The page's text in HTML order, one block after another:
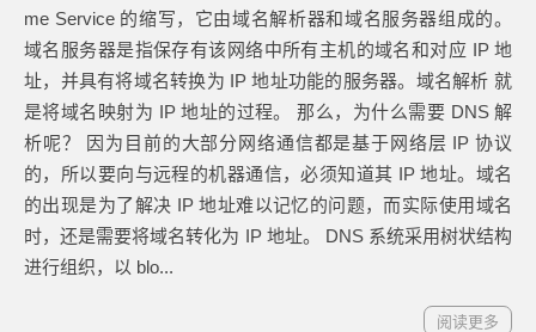
me Service 的缩写，它由域名解析器和域名服务器组成的。
域名服务器是指保存有该网络中所有主机的域名和对应 IP 地
址，并具有将域名转换为 IP 地址功能的服务器。域名解析 就
是将域名映射为 IP 地址的过程。 那么，为什么需要 DNS 解
析呢？ 因为目前的大部分网络通信都是基于网络层 IP 协议
的，所以要向与远程的机器通信，必须知道其 IP 地址。域名
的出现是为了解决 IP 地址难以记忆的问题，而实际使用域名
时，还是需要将域名转化为 IP 地址。 DNS 系统采用树状结构
进行组织，以 blo...
阅读更多